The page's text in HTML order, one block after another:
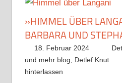
»HIMMEL ÜBER
BARBARA UND
18. Februar 2024
und mehr blog
Detlef Knut
hinterlassen